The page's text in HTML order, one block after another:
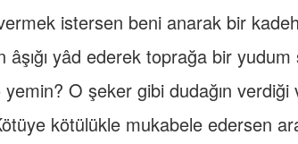
istersen beni anarak bir
yâd ederek toprağa bir
O şeker gibi dudağın verdiği
kötülükle mukabele edersen